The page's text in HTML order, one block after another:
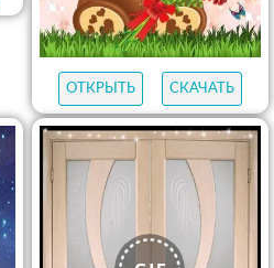
ОТКРЫТЬ СКАЧАТЬ